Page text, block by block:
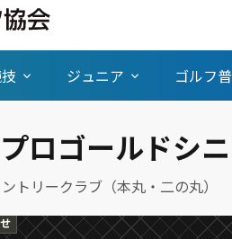
ジュニア ゴルフ
ロゴールドシ
トリークラブ（本丸・二の丸）
選手権/FR〉グ
ルドは伊藤正己